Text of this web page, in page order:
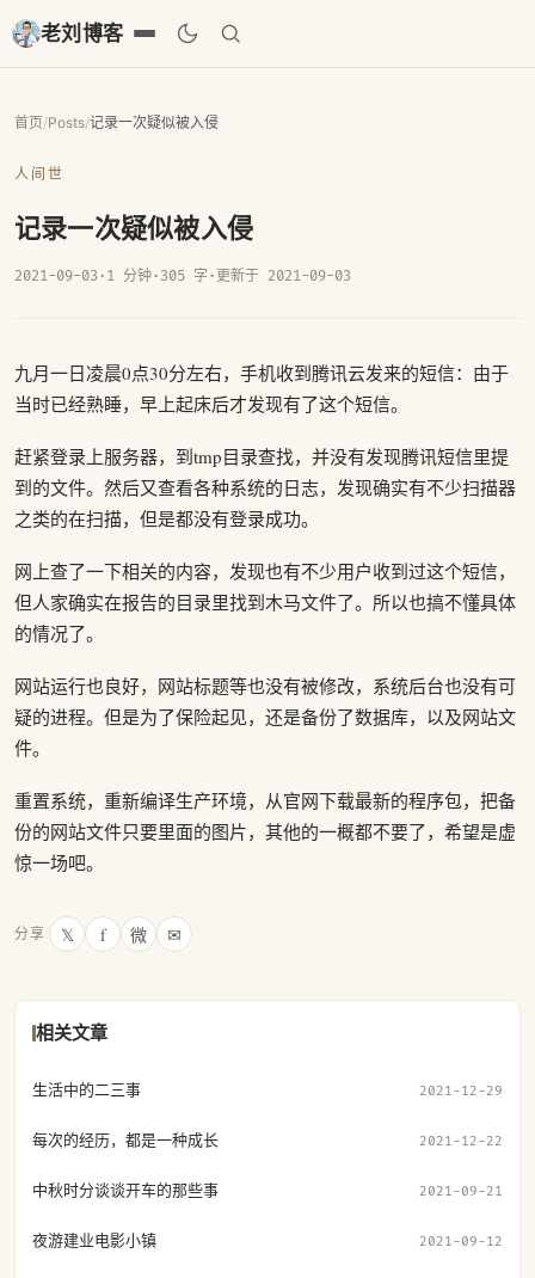
老刘博客
首页/Posts/记录一次疑似被入侵
人间世
记录一次疑似被入侵
2021-09-03 · 1 分钟· 305 字 · 更新于 2021-09-03
九月一日凌晨0点30分左右，手机收到腾讯云发来的短信：由于
当时已经熟睡，早上起床后才发现有了这个短信。
赶紧登录上服务器，到tmp目录查找，并没有发现腾讯短信里提
到的文件。然后又查看各种系统的日志，发现确实有不少扫描器
之类的在扫描，但是都没有登录成功。
网上查了一下相关的内容，发现也有不少用户收到过这个短信，
但人家确实在报告的目录里找到木马文件了。所以也搞不懂具体
的情况了。
网站运行也良好，网站标题等也没有被修改，系统后台也没有可
疑的进程。但是为了保险起见，还是备份了数据库，以及网站文
件。
重置系统，重新编译生产环境，从官网下载最新的程序包，把备
份的网站文件只要里面的图片，其他的一概都不要了，希望是虚
惊一场吧。
分享 𝕏 f 微 ✉
相关文章
生活中的二三事 2021-12-29
每次的经历，都是一种成长 2021-12-22
中秋时分谈谈开车的那些事 2021-09-21
夜游建业电影小镇 2021-09-12